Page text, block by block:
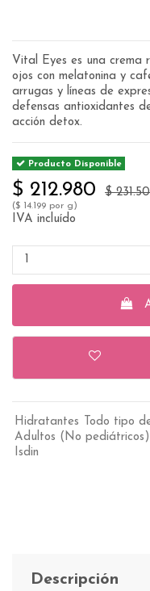
Vital Eyes es una crema
ojos con melatonina y
arrugas y líneas de
defensas antioxidantes
acción detox.
Producto Disponible
$ 212.980 $
($ 14.199 por g)
IVA incluído
Hidratantes Todo tipo
Adultos (No pediátricos)
Isdin
Descripción